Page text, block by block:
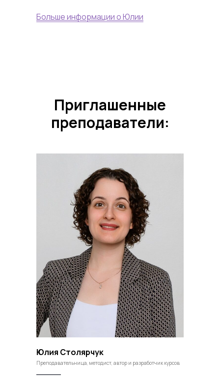
Больше информации о Юлии
Приглашенные
преподаватели:
Юлия Столярчук
Преподавательница, методист, автор и разработчик курсов